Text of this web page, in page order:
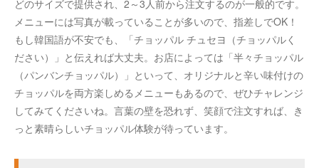
どのサイズで提供され、2～3人前から注文するのが一般的です。
メニューには写真が載っていることが多いので、指差しでOK！
もし韓国語が不安でも、「チョッパル チュセヨ（チョッパルく
ださい）」と伝えれば大丈夫。お店によっては「半々チョッパル
（パンバンチョッパル）」といって、オリジナルと辛い味付けの
チョッパルを両方楽しめるメニューもあるので、ぜひチャレンジ
してみてくださいね。言葉の壁を恐れず、笑顔で注文すれば、き
っと素晴らしいチョッパル体験が待っています。